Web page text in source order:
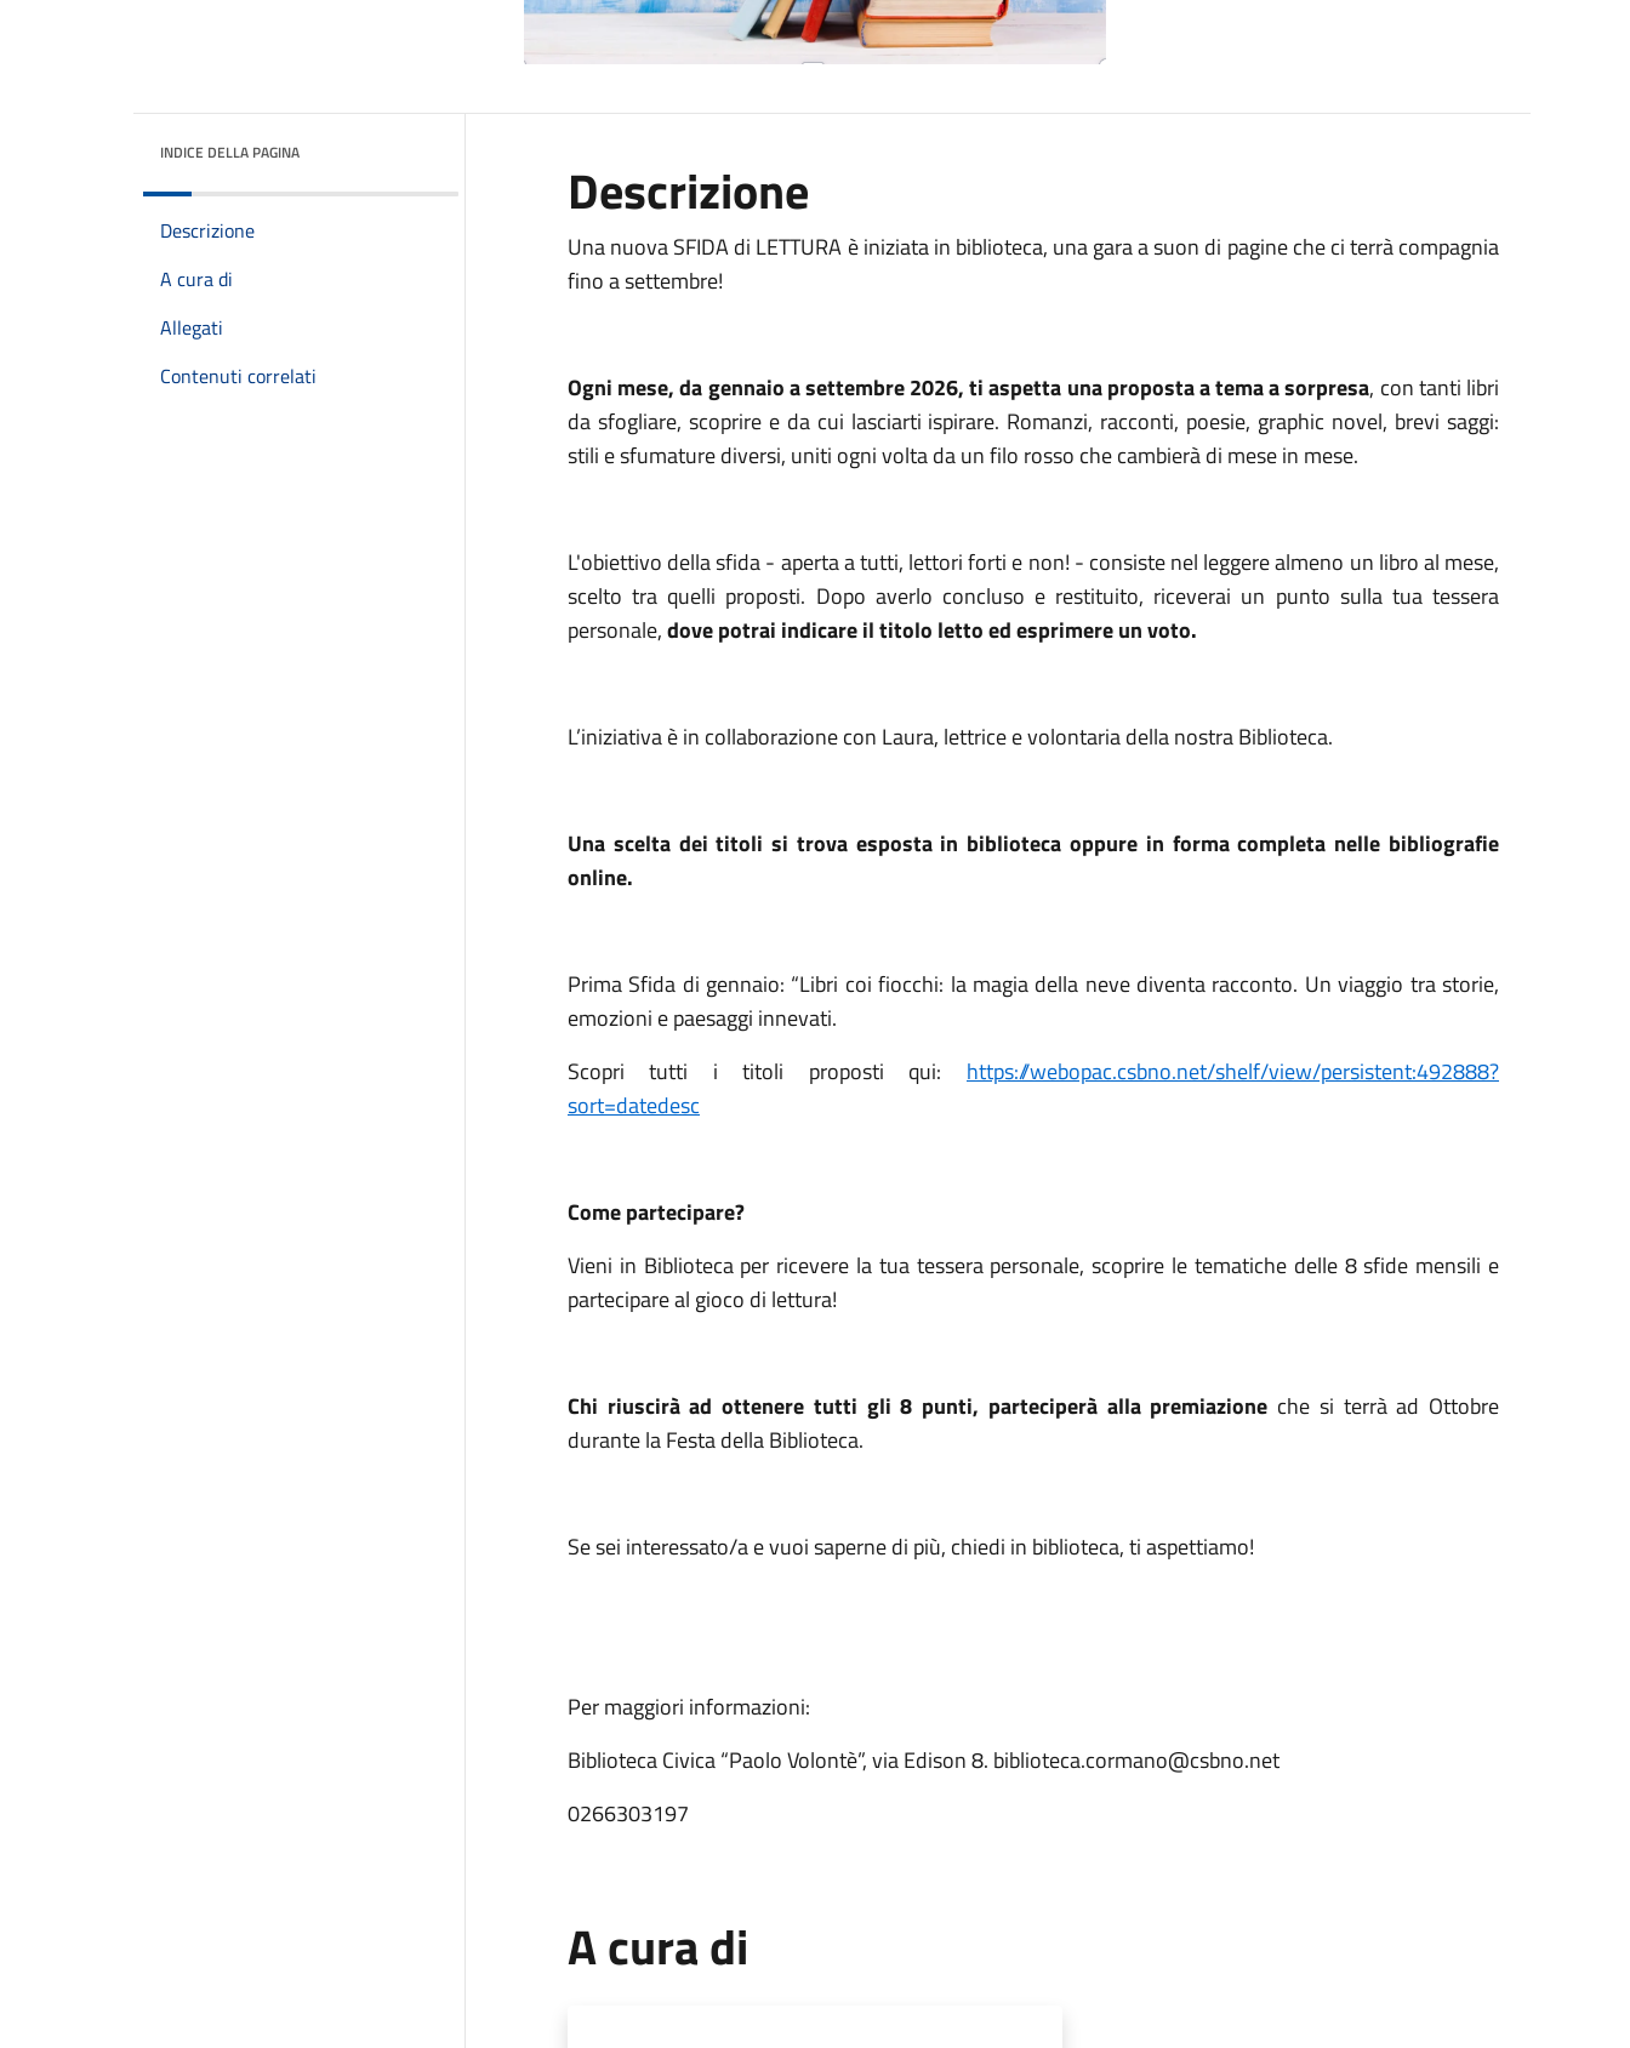
INDICE DELLA PAGINA
Descrizione
A cura di
Allegati
Contenuti correlati
Descrizione
Una nuova SFIDA di LETTURA è iniziata in biblioteca, una gara a suon di pagine che ci terrà compagnia
fino a settembre!
Ogni mese, da gennaio a settembre 2026, ti aspetta una proposta a tema a sorpresa, con tanti libri
da sfogliare, scoprire e da cui lasciarti ispirare. Romanzi, racconti, poesie, graphic novel, brevi saggi:
stili e sfumature diversi, uniti ogni volta da un filo rosso che cambierà di mese in mese.
L'obiettivo della sfida - aperta a tutti, lettori forti e non! - consiste nel leggere almeno un libro al mese,
scelto tra quelli proposti. Dopo averlo concluso e restituito, riceverai un punto sulla tua tessera
personale,dove potrai indicare il titolo letto ed esprimere un voto.
L’iniziativa è in collaborazione con Laura, lettrice e volontaria della nostra Biblioteca.
Una scelta dei titoli si trova esposta in biblioteca oppure in forma completa nelle bibliografie
online.
Prima Sfida di gennaio: “Libri coi fiocchi: la magia della neve diventa racconto. Un viaggio tra storie,
emozioni e paesaggi innevati.
Scopri tutti i titoli proposti qui: https://webopac.csbno.net/shelf/view/persistent:492888?
sort=datedesc
Come partecipare?
Vieni in Biblioteca per ricevere la tua tessera personale, scoprire le tematiche delle 8 sfide mensili e
partecipare al gioco di lettura!
Chi riuscirà ad ottenere tutti gli 8 punti, parteciperà alla premiazione che si terrà ad Ottobre
durante la Festa della Biblioteca.
Se sei interessato/a e vuoi saperne di più, chiedi in biblioteca, ti aspettiamo!
Per maggiori informazioni:
Biblioteca Civica “Paolo Volontè”, via Edison 8. biblioteca.cormano@csbno.net
0266303197
A cura di